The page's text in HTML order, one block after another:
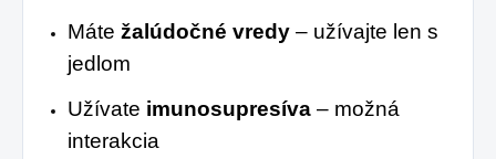
Máte žalúdočné vredy – užívajte len s
jedlom
Užívate imunosupresíva – možná
interakcia